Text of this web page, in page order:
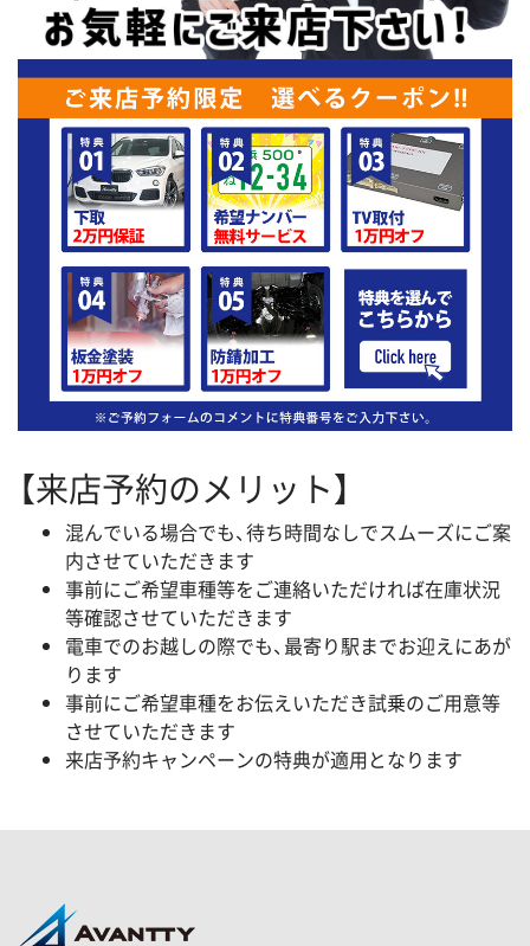
【来店予約のメリット】
混んでいる場合でも、待ち時間なしでスムーズにご案
内させていただきます
事前にご希望車種等をご連絡いただければ在庫状況
等確認させていただきます
電車でのお越しの際でも、最寄り駅までお迎えにあが
ります
事前にご希望車種をお伝えいただき試乗のご用意等
させていただきます
来店予約キャンペーンの特典が適用となります